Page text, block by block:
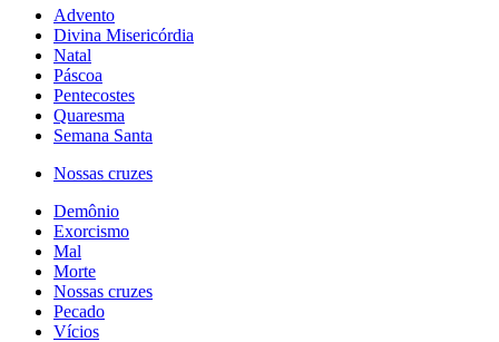
Advento
Divina Misericórdia
Natal
Páscoa
Pentecostes
Quaresma
Semana Santa
Nossas cruzes
Demônio
Exorcismo
Mal
Morte
Nossas cruzes
Pecado
Vícios